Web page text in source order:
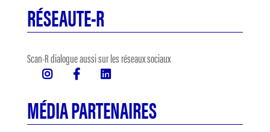
RÉSEAUTE-R
Scan-R dialogue aussi sur les réseaux sociaux
MÉDIA PARTENAIRES